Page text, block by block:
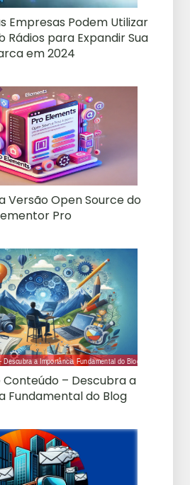
Empresas Podem Utilizar
Rádios para Expandir Sua
em 2024
Versão Open Source do
Pro
– Descubra a
Fundamental do Blog